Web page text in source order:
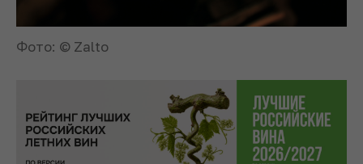
Фото: © Zalto